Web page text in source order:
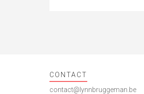
CONTACT
contact@lynnbruggeman.be